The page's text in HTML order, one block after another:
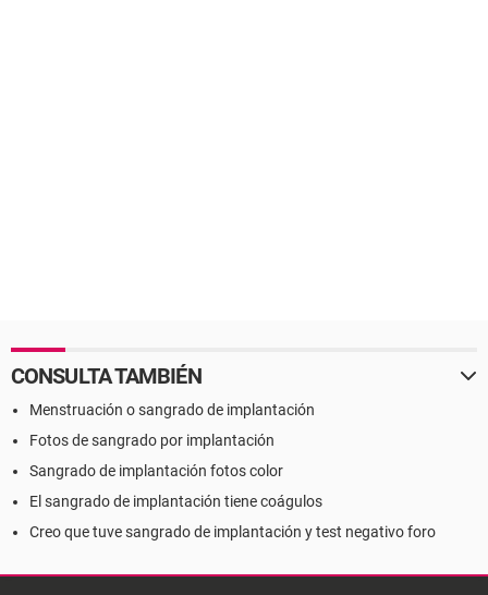
CONSULTA TAMBIÉN
Menstruación o sangrado de implantación
Fotos de sangrado por implantación
Sangrado de implantación fotos color
El sangrado de implantación tiene coágulos
Creo que tuve sangrado de implantación y test negativo foro